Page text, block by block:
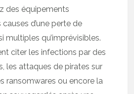
des équipements
d’une perte de
multiples qu’imprévisibles.
citer les infections par des
les attaques de pirates sur
ransomwares ou encore la